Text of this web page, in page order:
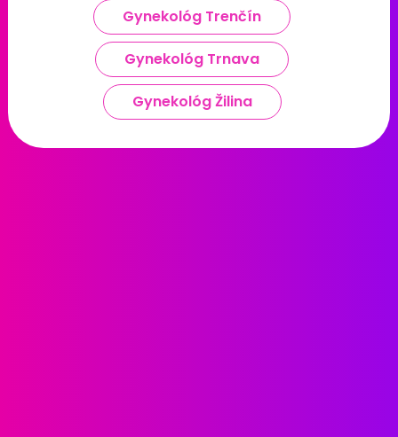
Gynekológ Trenčín
Gynekológ Trnava
Gynekológ Žilina